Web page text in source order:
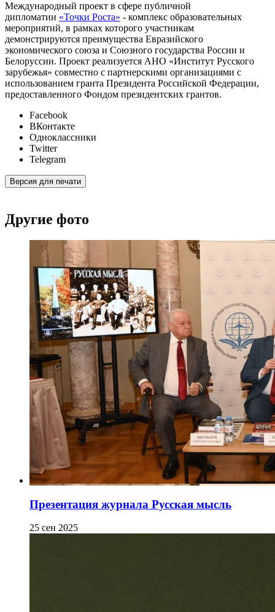
Международный проект в сфере публичной
дипломатии «Точки Роста» - комплекс образовательных
мероприятий, в рамках которого участникам
демонстрируются преимущества Евразийского
экономического союза и Союзного государства России и
Белоруссии. Проект реализуется АНО «Институт Русского
зарубежья» совместно с партнерскими организациями с
использованием гранта Президента Российской Федерации,
предоставленного Фондом президентских грантов.
Facebook
ВКонтакте
Одноклассники
Twitter
Telegram
Версия для печати
Другие фото
Презентация журнала Русская мысль
25 сен 2025